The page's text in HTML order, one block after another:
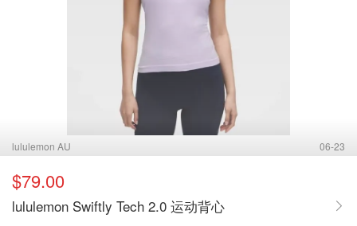
lululemon AU 06-23
$79.00
lululemon Swiftly Tech 2.0 运动背心